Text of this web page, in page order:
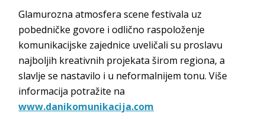
Glamurozna atmosfera scene festivala uz
pobedničke govore i odlično raspoloženje
komunikacijske zajednice uveličali su proslavu
najboljih kreativnih projekata širom regiona, a
slavlje se nastavilo i u neformalnijem tonu. Više
informacija potražite na
www.danikomunikacija.com